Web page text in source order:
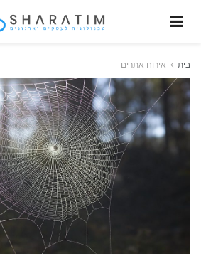
בית אירוח אתרים